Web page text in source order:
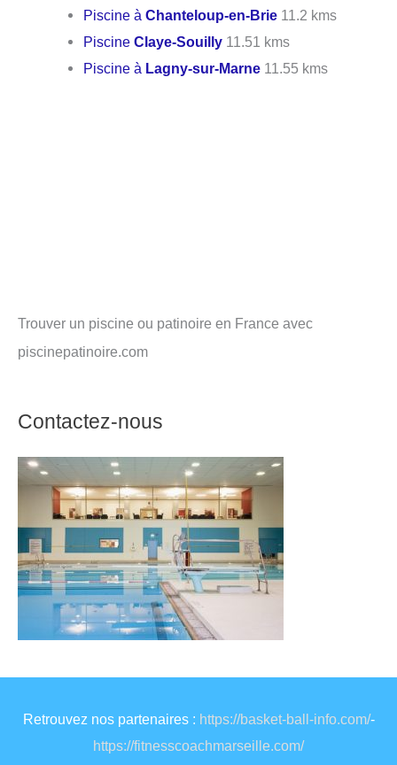
Piscine àChanteloup-en-Brie 11.2 kms
PiscineClaye-Souilly 11.51 kms
Piscine à Lagny-sur-Marne 11.55 kms
Trouver un piscine ou patinoire en France avec
piscinepatinoire.com
Contactez-nous
Retrouvez nos partenaires : https://basket-ball-info.com/-
https://fitnesscoachmarseille.com/